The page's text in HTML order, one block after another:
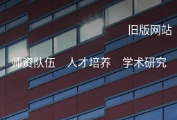
旧版网站
师资队伍 人才培养 学术研究